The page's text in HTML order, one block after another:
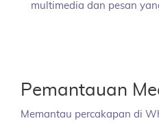
multimedia dan pesan
Pemantauan
Memantau percakapan di